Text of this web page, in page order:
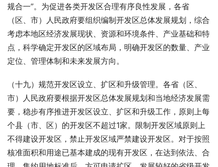
规合一”。为促进各类开发区合理有序良性发展，各省
（区、市）人民政府要组织编制开发区总体发展规划，综合
考虑本地区经济发展现状、资源和环境条件、产业基础和特
点，科学确定开发区的区域布局，明确开发区的数量、产业
定位、管理体制和未来发展方向。
（十九）规范开发区设立、扩区和升级管理。各省（区、
市）人民政府要根据开发区总体发展规划和当地经济发展需
要，稳步有序推进开发区设立、扩区和升级工作，原则上每
个县（市、区）的开发区不超过1家。限制开发区域原则上
不得建设开发区，禁止开发区域严禁建设开发区。对于按照
核准面积和用途已基本建成的现有开发区，在达到依法、合